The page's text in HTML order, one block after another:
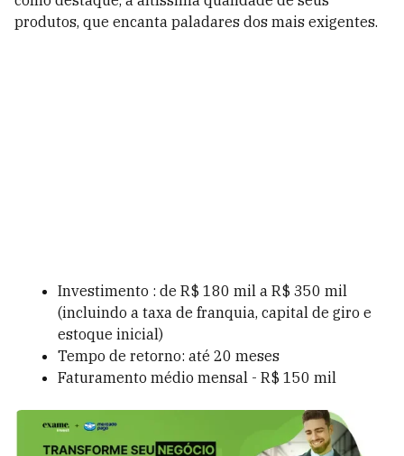
produtos, que encanta paladares dos mais exigentes.
Investimento : de R$ 180 mil a R$ 350 mil
(incluindo a taxa de franquia, capital de giro e
estoque inicial)
Tempo de retorno: até 20 meses
Faturamento médio mensal - R$ 150 mil